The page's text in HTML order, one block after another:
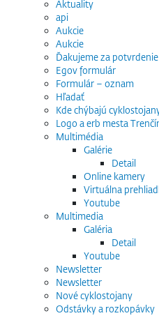
Aktuality
api
Aukcie
Aukcie
Ďakujeme za
Egov formulár
Formulár – oznam
Hľadať
Kde chýbajú
Logo a erb mesta
Multimédia
Galérie
Detail
Online kamery
Virtuálna
Youtube
Multimedia
Galéria
Detail
Youtube
Newsletter
Newsletter
Nové cyklostojany
Odstávky a rozkopávky